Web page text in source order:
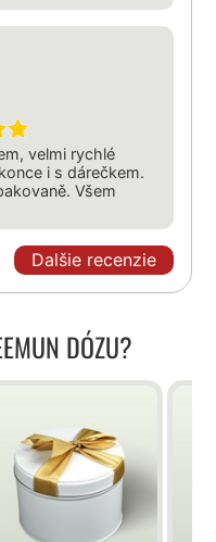
velmi rychlé
i s dárečkem.
Všem
Dalšie recenzie
DÓZU?